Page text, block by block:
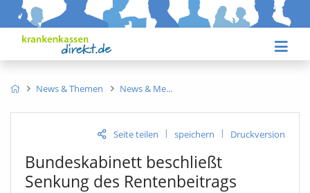
News & Themen News & Me
Seite teilen | speichern | Druckversion
Bundeskabinett beschließt
Senkung des Rentenbeitrags